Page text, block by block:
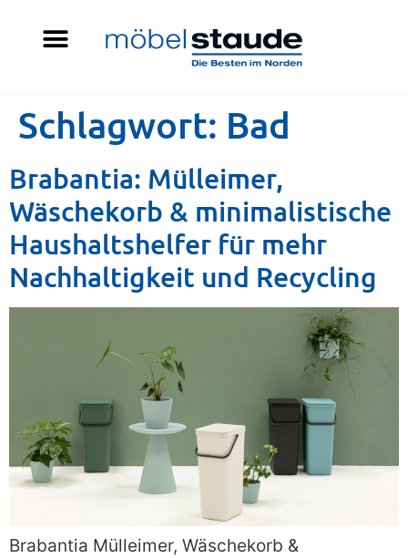
Schlagwort: Bad
Brabantia: Mülleimer,
Wäschekorb & minimalistische
Haushaltshelfer für mehr
Nachhaltigkeit und Recycling
Brabantia Mülleimer, Wäschekorb &